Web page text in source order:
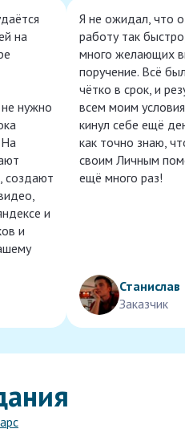
на
нужно
На
создают
и
и
Я не ожидал, что
работу так
много желающих
поручение. Всё
чётко в срок, и
всем моим
кинул себе ещё
как точно знаю,
своим Личным
ещё много раз!
Станислав
Заказчик